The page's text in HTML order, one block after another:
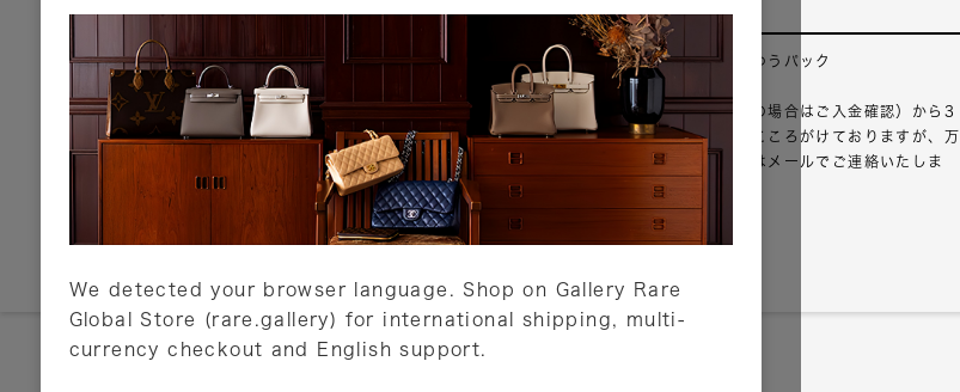
We detected your browser language. Shop on Gallery Rare
Global Store (rare.gallery) for international shipping, multi-
currency checkout and English support.
お支払いについて
以下のお支払方法が利用可能です。
クレジットカード
ショッピングローン
銀行振込・郵便振替
代金引換
Amazon Pay
PayPay
店頭支払い
詳しくはこちら
配送について
配送業者：佐川急便・ゆうパック
ご注文確認（銀行振込の場合はご入金確認）から3
営業日以内のご出荷をこころがけておりますが、万
が一出荷が遅れる場合はメールでご連絡いたしま
詳しくはこちら